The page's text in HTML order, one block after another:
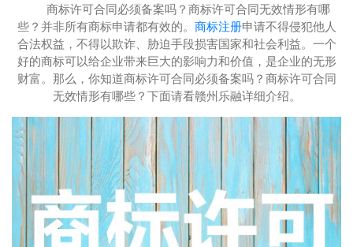
商标许可合同必须备案吗？商标许可合同无效情形有哪
些？并非所有商标申请都有效的。 商标注册申请不得侵犯他人
合法权益，不得以欺诈、胁迫手段损害国家和社会利益。一个
好的商标可以给企业带来巨大的影响力和价值，是企业的无形
财富。那么，你知道商标许可合同必须备案吗？商标许可合同
无效情形有哪些？下面请看赣州乐融详细介绍。